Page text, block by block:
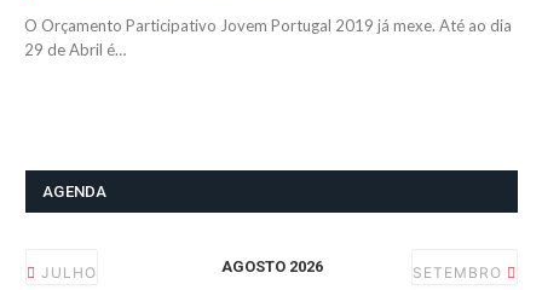
O Orçamento Participativo Jovem Portugal 2019 já mexe. Até ao dia
29 de Abril é…
AGENDA
JULHO AGOSTO 2026 SETEMBRO